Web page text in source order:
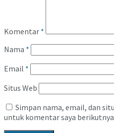
Komentar *
Nama *
Email *
Situs Web
Simpan nama, email, dan
untuk komentar saya